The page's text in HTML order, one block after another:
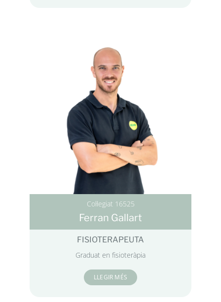
Col·legiat 16525
Ferran Gallart
FISIOTERAPEUTA
Graduat en fisioteràpia
LLEGIR MÉS